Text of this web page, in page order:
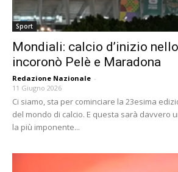
Sport
Mondiali: calcio d’inizio
incoronò Pelè e Maradona
Redazione Nazionale -
11 Giugno 2026
Ci siamo, sta per cominciare la 23esima
del mondo di calcio. E questa sarà davvero
la più imponente...